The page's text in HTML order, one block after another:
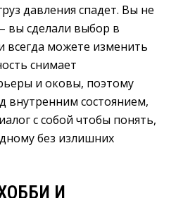
давления спадет. Вы не
вы сделали выбор в
всегда можете изменить
снимает
и оковы, поэтому
внутренним состоянием,
с собой чтобы понять,
без излишних
И